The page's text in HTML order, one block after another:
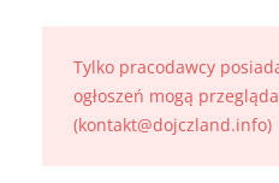
Tylko pracodawcy
ogłoszeń mogą
(kontakt@dojczland.info)